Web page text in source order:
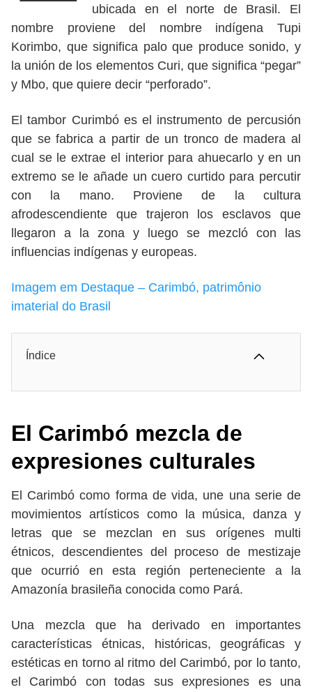
ubicada en el norte de Brasil. El
nombre proviene del nombre indígena Tupi
Korimbo, que significa palo que produce sonido, y
la unión de los elementos Curi, que significa “pegar”
y Mbo, que quiere decir “perforado”.
El tambor Curimbó es el instrumento de percusión
que se fabrica a partir de un tronco de madera al
cual se le extrae el interior para ahuecarlo y en un
extremo se le añade un cuero curtido para percutir
con la mano. Proviene de la cultura
afrodescendiente que trajeron los esclavos que
llegaron a la zona y luego se mezcló con las
influencias indígenas y europeas.
Imagem em Destaque – Carimbó, patrimônio
imaterial do Brasil
Índice
El Carimbó mezcla de
expresiones culturales
El Carimbó como forma de vida, une una serie de
movimientos artísticos como la música, danza y
letras que se mezclan en sus orígenes multi
étnicos, descendientes del proceso de mestizaje
que ocurrió en esta región perteneciente a la
Amazonía brasileña conocida como Pará.
Una mezcla que ha derivado en importantes
características étnicas, históricas, geográficas y
estéticas en torno al ritmo del Carimbó, por lo tanto,
el Carimbó con todas sus expresiones es una